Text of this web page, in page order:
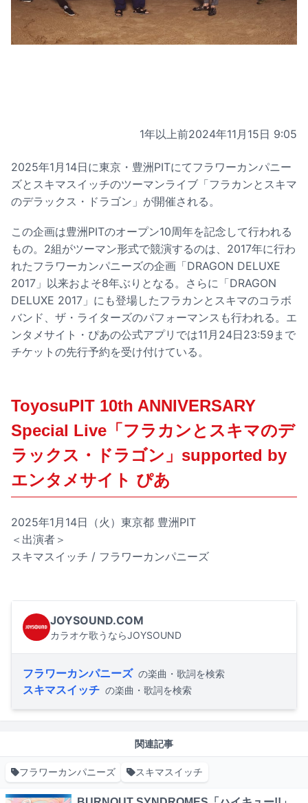
1年以上前2024年11月15日 9:05
2025年1月14日に東京・豊洲PITにてフラワーカンパニー
ズとスキマスイッチのツーマンライブ「フラカンとスキマ
のデラックス・ドラゴン」が開催される。
この企画は豊洲PITのオープン10周年を記念して行われる
もの。2組がツーマン形式で競演するのは、2017年に行わ
れたフラワーカンパニーズの企画「DRAGON DELUXE
2017」以来およそ8年ぶりとなる。さらに「DRAGON
DELUXE 2017」にも登場したフラカンとスキマのコラボ
バンド、ザ・ライターズのパフォーマンスも行われる。エ
ンタメサイト・ぴあの公式アプリでは11月24日23:59まで
チケットの先行予約を受け付けている。
ToyosuPIT 10th ANNIVERSARY
Special Live「フラカンとスキマのデ
ラックス・ドラゴン」supported by
エンタメサイト ぴあ
2025年1月14日（火）東京都 豊洲PIT
＜出演者＞
スキマスイッチ / フラワーカンパニーズ
JOYSOUND.COM
カラオケ歌うならJOYSOUND
フラワーカンパニーズ の楽曲・歌詞を検索
スキマスイッチ の楽曲・歌詞を検索
関連記事
フラワーカンパニーズ スキマスイッチ